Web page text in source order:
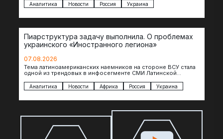
Аналитика Новости Россия Украина
Пиарструктура задачу выполнила. О проблемах
украинского «Иностранного легиона»
07.08.2026
Тема латиноамериканских наемников на стороне ВСУ стала
одной из трендовых в инфосегменте СМИ Латинской
Аналитика Новости Африка Россия Украина